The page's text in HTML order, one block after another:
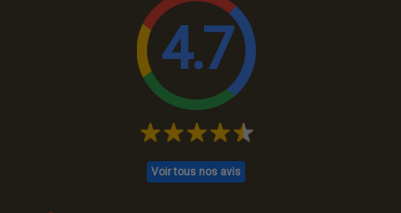
4.7
Voir tous nos avis